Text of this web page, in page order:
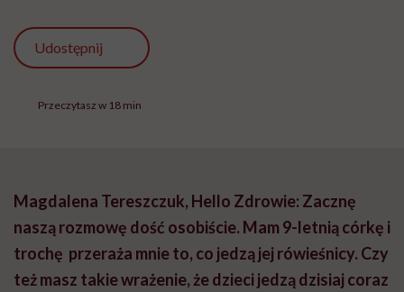
Udostępnij
Przeczytasz w 18 min
Magdalena Tereszczuk, Hello Zdrowie: Zacznę
naszą rozmowę dość osobiście. Mam 9-letnią córkę i
trochę przeraża mnie to, co jedzą jej rówieśnicy. Czy
też masz takie wrażenie, że dzieci jedzą dzisiaj coraz